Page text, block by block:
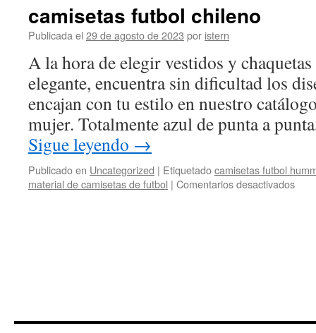
camisetas futbol chileno
Publicada el 29 de agosto de 2023 por istern
A la hora de elegir vestidos y
elegante, encuentra sin dificultad los
encajan con tu estilo en nuestro
mujer. Totalmente azul de punta a
Sigue leyendo →
Publicado en Uncategorized | Etiquetadocamisetas futbol
material de camisetas de futbol | Comentarios desactivadosen